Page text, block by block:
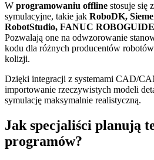
W programowaniu offline stosuje się
symulacyjne, takie jak RoboDK,
RobotStudio, FANUC ROBOGUIDE
Pozwalają one na odwzorowanie
kodu dla różnych producentów
kolizji.
Dzięki integracji z systemami CAD/
importowanie rzeczywistych modeli
symulację maksymalnie realistyczną.
Jak specjaliści planują
programów?